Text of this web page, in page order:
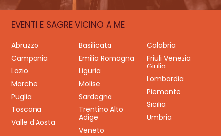
EVENTI E SAGRE VICINO A ME
Abruzzo Basilicata
Calabria
Campania
Emilia Romagna
Friuli Venezia
Giulia
Lazio
Liguria
Lombardia
Marche
Molise
Piemonte
Puglia
Sardegna
Sicilia
Toscana
Trentino Alto
Adige
Umbria
Valle d’Aosta
Veneto